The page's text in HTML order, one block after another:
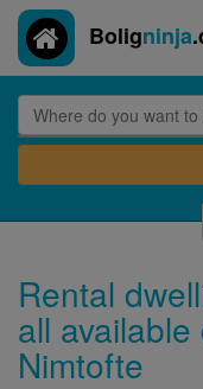
Boligninja
Rental
all
Nimtofte